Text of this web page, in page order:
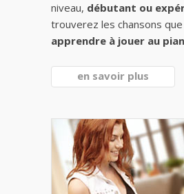
niveau, débutant ou
trouverez les chansons que
apprendre à jouer au
en savoir plus